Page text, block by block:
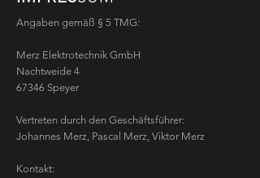
Angaben gemäß § 5 TMG:
Merz Elektrotechnik GmbH
Nachtweide 4
67346 Speyer
Vertreten durch den Geschäftsführer:
Johannes Merz, Pascal Merz, Viktor Merz
Kontakt: